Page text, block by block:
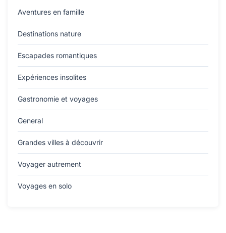
Aventures en famille
Destinations nature
Escapades romantiques
Expériences insolites
Gastronomie et voyages
General
Grandes villes à découvrir
Voyager autrement
Voyages en solo